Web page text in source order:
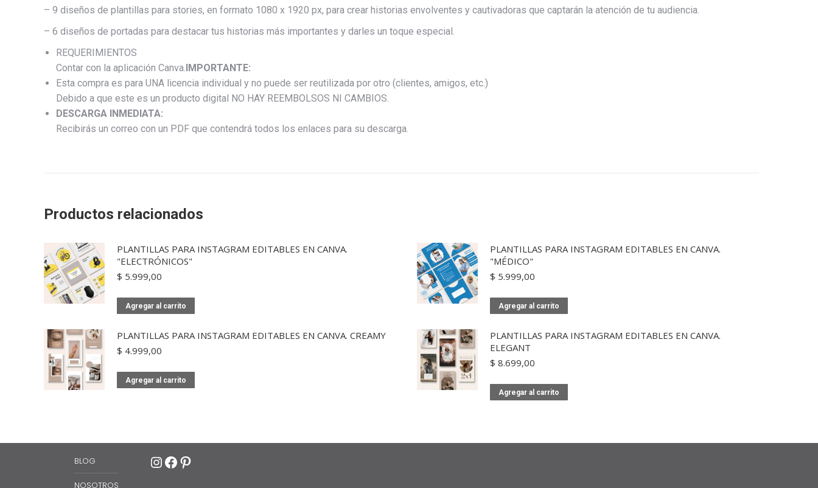
– 9 diseños de plantillas para stories, en formato 1080 x 1920 px, para crear historias envolventes y cautivadoras que captarán la atención de tu audiencia.
– 6 diseños de portadas para destacar tus historias más importantes y darles un toque especial.
REQUERIMIENTOS
Contar con la aplicación Canva. IMPORTANTE:
Esta compra es para UNA licencia individual y no puede ser reutilizada por otro (clientes, amigos, etc.)
Debido a que este es un producto digital NO HAY REEMBOLSOS NI CAMBIOS.
DESCARGA INMEDIATA:
Recibirás un correo con un PDF que contendrá todos los enlaces para su descarga.
Productos relacionados
PLANTILLAS PARA INSTAGRAM EDITABLES EN CANVA.
"ELECTRÓNICOS"
$ 5.999,00
Agregar al carrito
PLANTILLAS PARA INSTAGRAM EDITABLES EN CANVA.
"MÉDICO"
$ 5.999,00
Agregar al carrito
PLANTILLAS PARA INSTAGRAM EDITABLES EN CANVA. CREAMY
$ 4.999,00
Agregar al carrito
PLANTILLAS PARA INSTAGRAM EDITABLES EN CANVA.
ELEGANT
$ 8.699,00
Agregar al carrito
BLOG
NOSOTROS
InstagramFacebook Pinterest